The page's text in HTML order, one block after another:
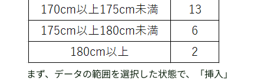
まず、データの範囲を選択した状態で、「挿入」